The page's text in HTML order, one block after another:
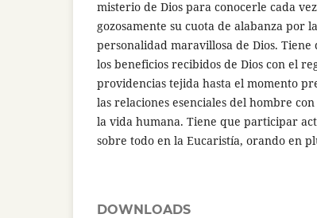
misterio de Dios para conocerle cada
gozosamente su cuota de alabanza por
personalidad maravillosa de Dios.
los beneficios recibidos de Dios con el
providencias tejida hasta el momento
las relaciones esenciales del hombre
la vida humana. Tiene que participar
sobre todo en la Eucaristía, orando en
DOWNLOADS